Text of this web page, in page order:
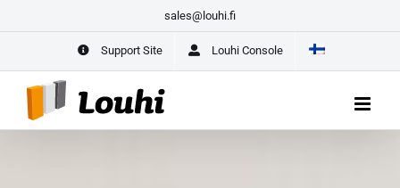
sales@louhi.fi
Support Site Louhi Console
Entrepreneur Package for New Entrepreneurs –
All Your Business’s
Digital Services in One Place
START HERE